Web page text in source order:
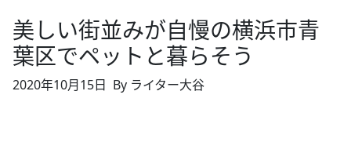
美しい街並みが自慢の横浜市青
葉区でペットと暮らそう
2020年10月15日 By ライター大谷